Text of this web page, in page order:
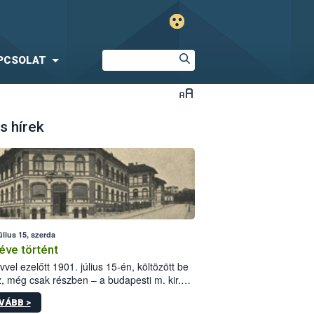
hírek
15, szerda
történt
ezelőtt 1901. július 15-én, költözött be
még csak részben – a budapesti m. kir.
állomás a Kis Rókus utca
alatti, Czigler Győző által tervezett új
>